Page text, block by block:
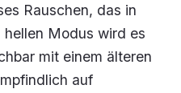
Rauschen, das in
Modus wird es
mit einem älteren
auf